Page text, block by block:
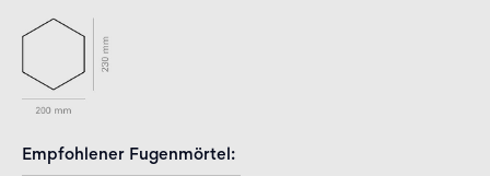
Empfohlener Fugenmörtel